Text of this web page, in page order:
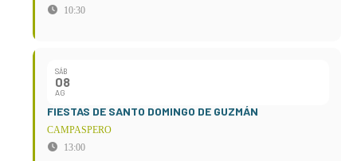
10:30
SÁB
08
AG
FIESTAS DE SANTO DOMINGO DE GUZMÁN
CAMPASPERO
13:00